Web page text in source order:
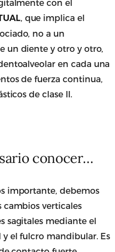
con el
, que implica el
no a un
un diente y otro y otro,
en cada una
de fuerza continua,
de clase II.
conocer…
importante, debemos
cambios verticales
sagitales mediante el
el fulcro mandibular. Es